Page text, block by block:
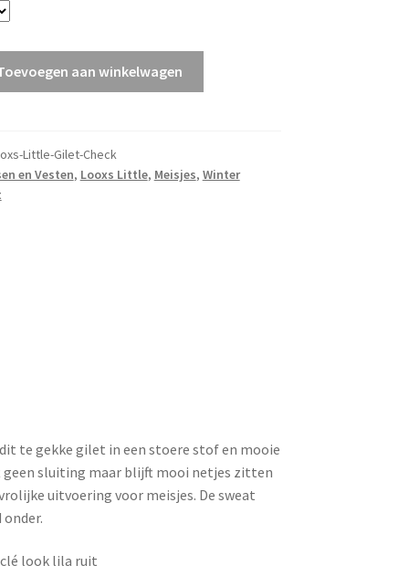
aan winkelwagen
Little-Gilet-Check
en Vesten, Looxs Little, Meisjes, Winter
te gekke gilet in een stoere stof en mooie
sluiting maar blijft mooi netjes zitten
uitvoering voor meisjes. De sweat
look lila ruit